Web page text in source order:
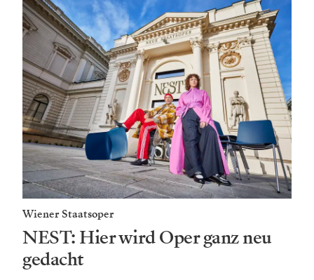
Wiener Staatsoper
NEST: Hier wird Oper ganz neu
gedacht